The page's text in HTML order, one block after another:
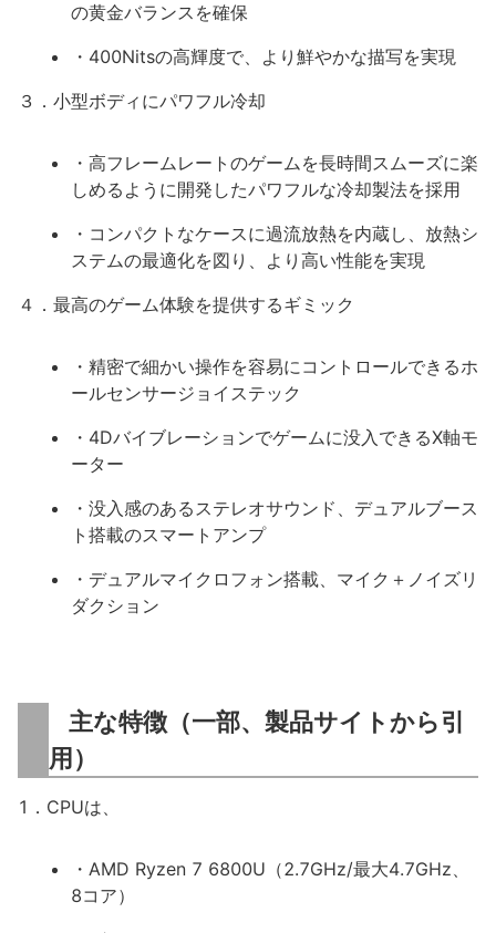
の黄金バランスを確保
・400Nitsの高輝度で、より鮮やかな描写を実現
３．小型ボディにパワフル冷却
・高フレームレートのゲームを長時間スムーズに楽
しめるように開発したパワフルな冷却製法を採用
・コンパクトなケースに過流放熱を内蔵し、放熱シ
ステムの最適化を図り、より高い性能を実現
４．最高のゲーム体験を提供するギミック
・精密で細かい操作を容易にコントロールできるホ
ールセンサージョイステック
・4Dバイブレーションでゲームに没入できるX軸モ
ーター
・没入感のあるステレオサウンド、デュアルブース
ト搭載のスマートアンプ
・デュアルマイクロフォン搭載、マイク＋ノイズリ
ダクション
主な特徴（一部、製品サイトから引
用）
1．CPUは、
・AMD Ryzen 7 6800U（2.7GHz/最大4.7GHz、
8コア）